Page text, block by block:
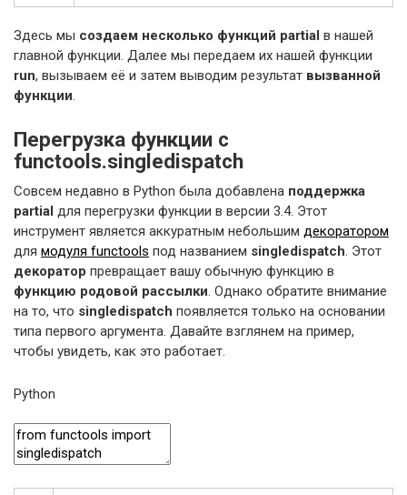
Здесь мы создаем несколько функций partial в нашей
главной функции. Далее мы передаем их нашей функции
run, вызываем её и затем выводим результат вызванной
функции.
Перегрузка функции с
functools.singledispatch
Совсем недавно в Python была добавлена поддержка
partial для перегрузки функции в версии 3.4. Этот
инструмент является аккуратным небольшим декоратором
для модуля functools под названием singledispatch. Этот
декоратор превращает вашу обычную функцию в
функцию родовой рассылки. Однако обратите внимание
на то, что singledispatch появляется только на основании
типа первого аргумента. Давайте взглянем на пример,
чтобы увидеть, как это работает.
Python